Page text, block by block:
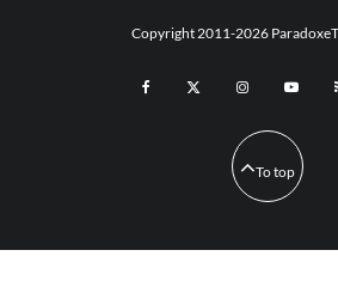
Copyright 2011-2026
To top